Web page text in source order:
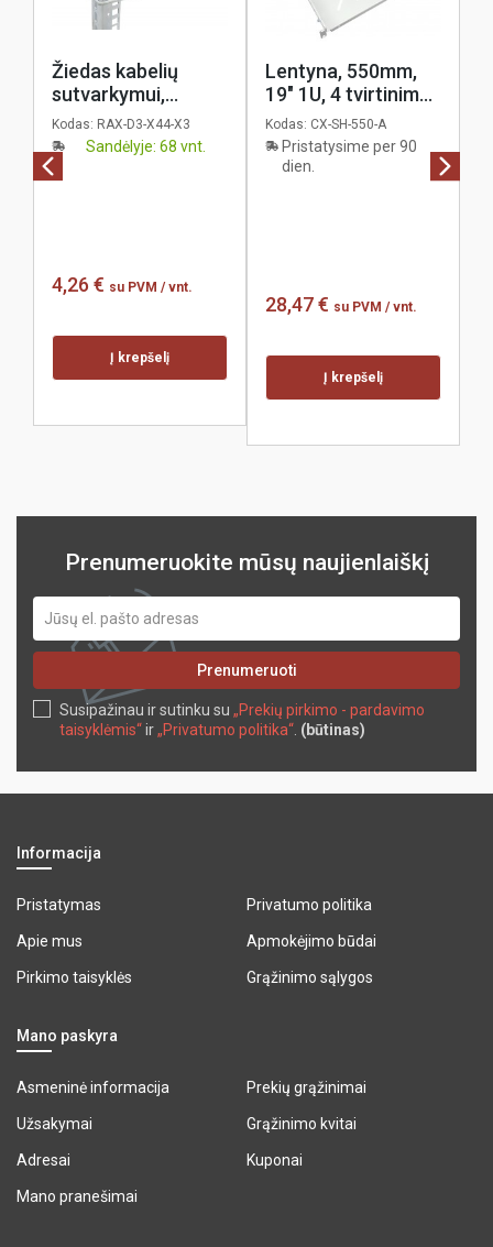
Žiedas kabelių
sutvarkymui,
40x40mm, pilkas,
Triton
Kodas: RAX-D3-X44-X3
Sandėlyje: 68 vnt.
4,26 € su PVM / vnt.
Į krepšelį
Lentyna, 550mm,
19" 1U, 4 tvirtinimo
taškai, iki 50kg, su
varžtų komplektu,
pilka, coreX
Kodas: CX-SH-550-A
Pristatysime per 90
dien.
28,47 € su PVM / vnt.
Į krepšelį
Prenumeruokite mūsų naujienlaiškį
Prenumeruoti
Susipažinau ir sutinku su „Prekių pirkimo - pardavimo
taisyklėmis“ir„Privatumo politika“. (būtinas)
Informacija
Pristatymas Privatumo politika
Apie mus Apmokėjimo būdai
Pirkimo taisyklės Grąžinimo sąlygos
Mano paskyra
Asmeninė informacija Prekių grąžinimai
Užsakymai Grąžinimo kvitai
Adresai Kuponai
Mano pranešimai